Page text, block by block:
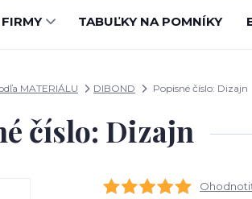
TABUĽKY NA POMNÍKY
MATERIÁLU DIBOND Popisné číslo: Dizajn
číslo: Dizajn